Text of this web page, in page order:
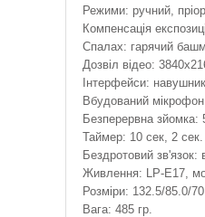
Режими: ручний,
Компенсація
Спалах: гарячий
Дозвіл відео:
Інтерфейси:
Вбудований
Безперервна зйомка:
Таймер: 10 сек, 2 сек.
Бездротовий
Живлення: LP-E17,
Розміри: 132.5/85.0/
Вага: 485 гр.